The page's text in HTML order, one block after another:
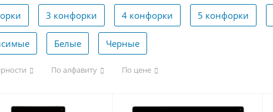
3 конфорки 4 конфорки 5 конфорки
Белые Черные
По алфавиту По цене